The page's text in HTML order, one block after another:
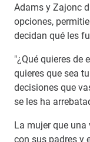
Adams y Zajonc
opciones,
decidan qué les
"¿Qué quieres de
quieres que sea
decisiones que
se les ha
La mujer que
con sus padres y